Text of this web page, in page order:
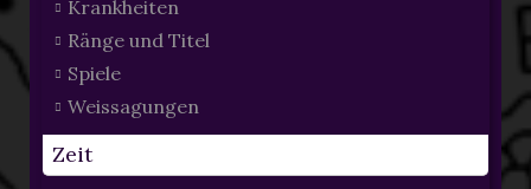
Krankheiten
Ränge und Titel
Spiele
Weissagungen
Zeit